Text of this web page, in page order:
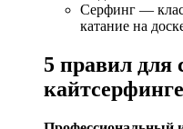
Серфинг —
катание на
5 правил для
кайтсерфинге